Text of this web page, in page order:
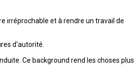
irréprochable et à rendre un travail de
d'autorité.
Ce background rend les choses plus